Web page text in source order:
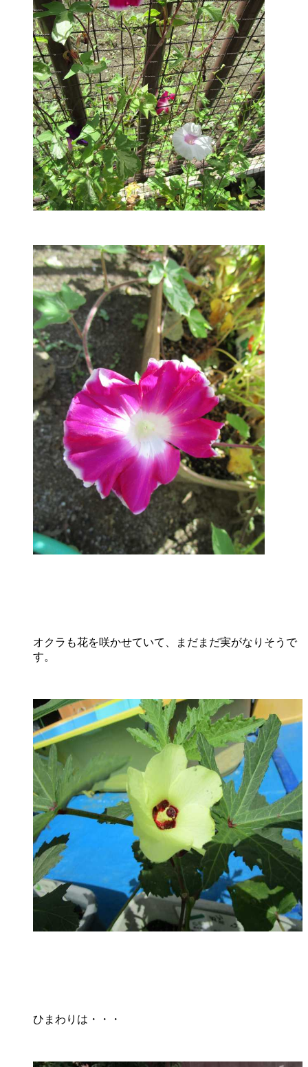
オクラも花を咲かせていて、まだまだ実がなりそうで
す。
ひまわりは・・・